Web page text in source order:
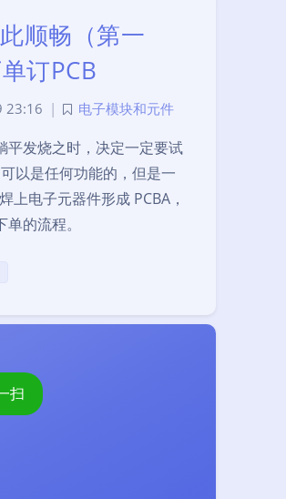
顺畅（第一
订PCB
23:16 | 电子模块和元件
平发烧之时，决定一定要试
以是任何功能的，但是一
上电子元器件形成 PCBA，
的流程。
扫